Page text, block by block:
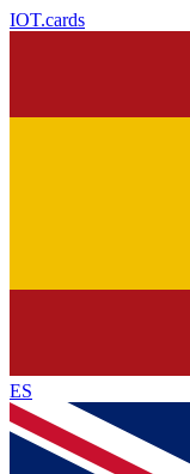
IOT.cards
ES